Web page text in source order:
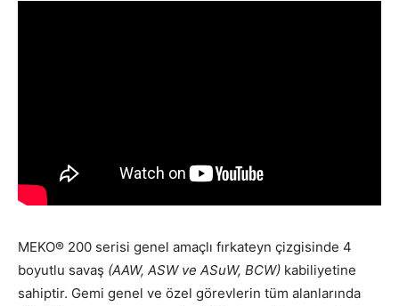
MEKO® 200 serisi genel amaçlı fırkateyn çizgisinde 4
boyutlu savaş (AAW, ASW ve ASuW, BCW) kabiliyetine
sahiptir. Gemi genel ve özel görevlerin tüm alanlarında